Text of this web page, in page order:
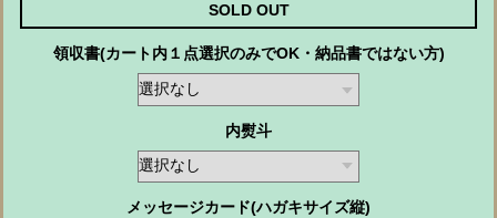
SOLD OUT
領収書(カート内１点選択のみでOK・納品書ではない方)
内熨斗
メッセージカード(ハガキサイズ縦)